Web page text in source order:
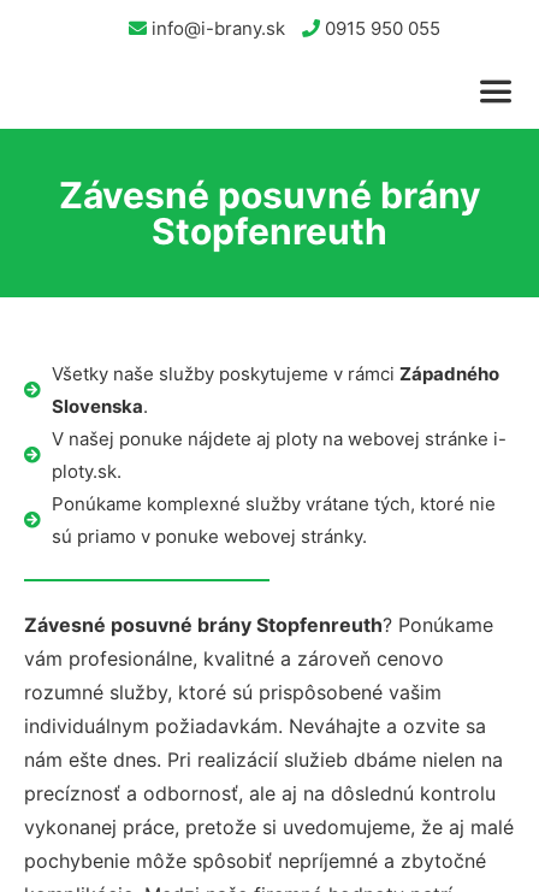
info@i-brany.sk 0915 950 055
Závesné posuvné brány
Stopfenreuth
Všetky naše služby poskytujeme v rámci Západného
Slovenska.
V našej ponuke nájdete aj ploty na webovej stránke i-
ploty.sk.
Ponúkame komplexné služby vrátane tých, ktoré nie
sú priamo v ponuke webovej stránky.
Závesné posuvné brány Stopfenreuth? Ponúkame
vám profesionálne, kvalitné a zároveň cenovo
rozumné služby, ktoré sú prispôsobené vašim
individuálnym požiadavkám. Neváhajte a ozvite sa
nám ešte dnes. Pri realizácií služieb dbáme nielen na
precíznosť a odbornosť, ale aj na dôslednú kontrolu
vykonanej práce, pretože si uvedomujeme, že aj malé
pochybenie môže spôsobiť nepríjemné a zbytočné